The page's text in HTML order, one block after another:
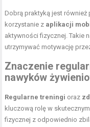
Dobrą praktyką jest również
korzystanie z aplikacji
aktywności fizycznej. Takie
utrzymywać motywację
Znaczenie
nawyków
Regularne treningi oraz
kluczową rolę w
fizycznej z odpowiednio